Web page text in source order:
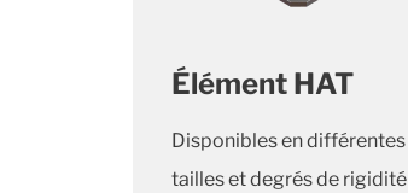
Élément HAT
Disponibles en différentes
tailles et degrés de rigidité